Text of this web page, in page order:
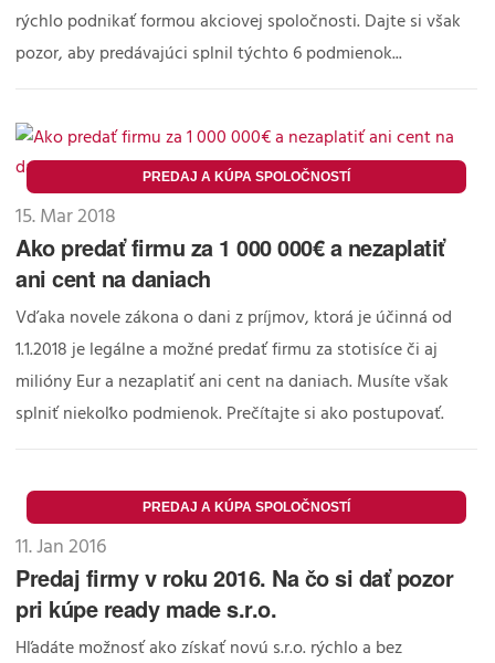
rýchlo podnikať formou akciovej spoločnosti. Dajte si však
pozor, aby predávajúci splnil týchto 6 podmienok...
PREDAJ A KÚPA SPOLOČNOSTÍ
15. Mar 2018
Ako predať firmu za 1 000 000€ a nezaplatiť
ani cent na daniach
Vďaka novele zákona o dani z príjmov, ktorá je účinná od
1.1.2018 je legálne a možné predať firmu za stotisíce či aj
milióny Eur a nezaplatiť ani cent na daniach. Musíte však
splniť niekoľko podmienok. Prečítajte si ako postupovať.
PREDAJ A KÚPA SPOLOČNOSTÍ
11. Jan 2016
Predaj firmy v roku 2016. Na čo si dať pozor
pri kúpe ready made s.r.o.
Hľadáte možnosť ako získať novú s.r.o. rýchlo a bez